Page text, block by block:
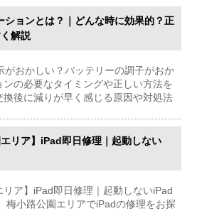
ョンとは？｜どんな時に効果的？正
解説
がおかしい？バッテリーの調子がおか
ンの必要なタイミングや正しい方法を
後に減りが早く感じる原因や対処法
リア】iPad即日修理｜起動しない
ア】iPad即日修理｜起動しないiPad
小路公園エリアでiPadの修理をお探